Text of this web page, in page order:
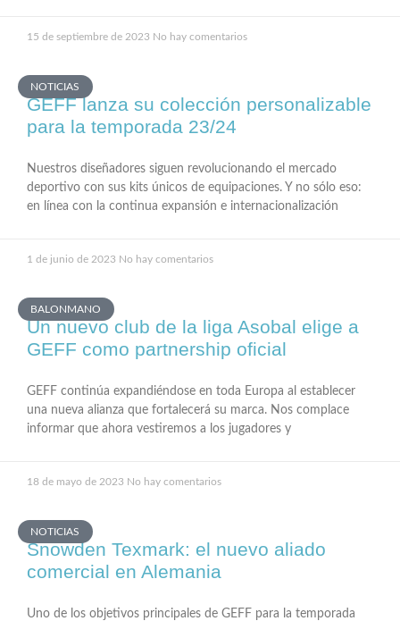
15 de septiembre de 2023 No hay comentarios
NOTICIAS
GEFF lanza su colección personalizable
para la temporada 23/24
Nuestros diseñadores siguen revolucionando el mercado
deportivo con sus kits únicos de equipaciones. Y no sólo eso:
en línea con la continua expansión e internacionalización
1 de junio de 2023 No hay comentarios
BALONMANO
Un nuevo club de la liga Asobal elige a
GEFF como partnership oficial
GEFF continúa expandiéndose en toda Europa al establecer
una nueva alianza que fortalecerá su marca. Nos complace
informar que ahora vestiremos a los jugadores y
18 de mayo de 2023 No hay comentarios
NOTICIAS
Snowden Texmark: el nuevo aliado
comercial en Alemania
Uno de los objetivos principales de GEFF para la temporada